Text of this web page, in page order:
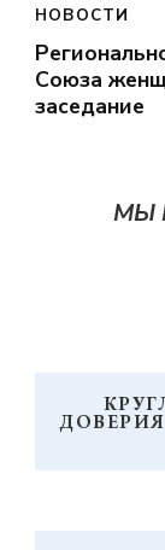
НОВОСТИ
Союза
заседание
МЫ В